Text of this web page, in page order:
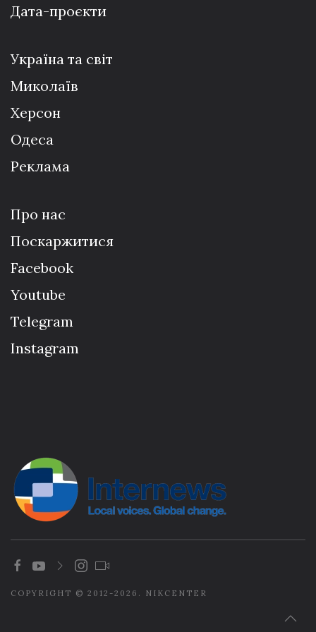
Дата-проєкти
Україна та світ
Миколаїв
Херсон
Одеса
Реклама
Про нас
Поскаржитися
Facebook
Youtube
Telegram
Instagram
COPYRIGHT © 2012-2026. NIKCENTER